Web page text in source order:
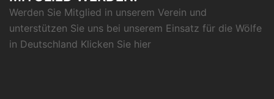
Werden Sie Mitglied in unserem Verein und
unterstützen Sie uns bei unserem Einsatz für die Wölfe
in Deutschland Klicken Sie hier